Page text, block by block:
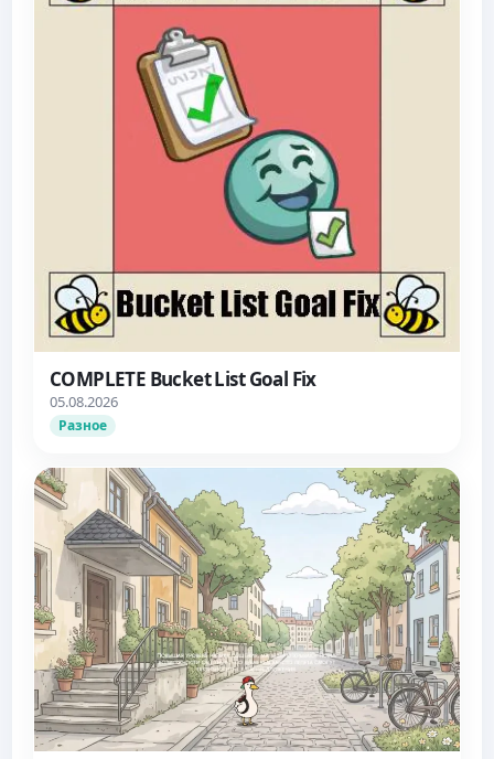
COMPLETE Bucket List Goal Fix
05.08.2026
Разное